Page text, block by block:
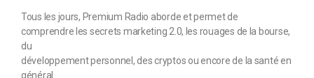
Tous les jours, Premium Radio aborde et permet de
comprendre les secrets marketing 2.0, les rouages de la bourse,
du
développement personnel, des cryptos ou encore de la santé en
général.